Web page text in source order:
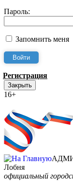
Пароль:
Запомнить меня
Регистрация
Закрыть
16+
Лобня
официальный